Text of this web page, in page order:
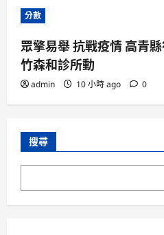
分數
眾擎易舉 抗戰疫情 高青
竹森和診所動
admin 10 小時 ago 0
搜尋